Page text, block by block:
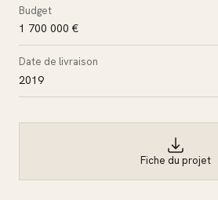
Budget
1 700 000 €
Date de livraison
2019
Fiche du projet